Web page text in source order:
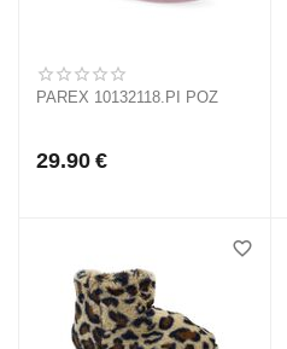
PAREX 10132118.PI ΡΟΖ
29.90 €